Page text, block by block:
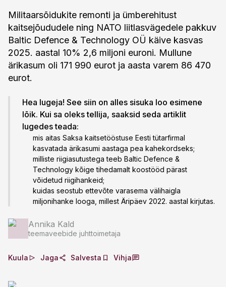
Militaarsõidukite remonti ja ümberehitust
kaitsejõududele ning NATO liitlasvägedele pakkuv
Baltic Defence & Technology OÜ käive kasvas
2025. aastal 10% 2,6 miljoni euroni. Mullune
ärikasum oli 171 990 eurot ja aasta varem 86 470
eurot.
Hea lugeja! See siin on alles sisuka loo esimene
lõik. Kui sa oleks tellija, saaksid seda artiklit
lugedes teada:
mis aitas Saksa kaitsetööstuse Eesti tütarfirmal
kasvatada ärikasumi aastaga pea kahekordseks;
milliste riigiasutustega teeb Baltic Defence &
Technology kõige tihedamalt koostööd pärast
võidetud riigihankeid;
kuidas seostub ettevõte varasema välihaigla
miljonihanke looga, millest Äripäev 2022. aastal kirjutas.
Annika Kald
teemaveebide juhttoimetaja
Kuula Jaga Salvesta Vihja